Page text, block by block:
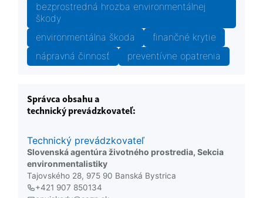
bezprostredná hrozba environmentálnej
škody
environmentálna škoda
finančné krytie
nápravná činnosť
preventívne opatrenia
Správca obsahu a
technický prevádzkovateľ:
Technický prevádzkovateľ
Slovenská agentúra životného prostredia, Sekcia
environmentalistiky
Tajovského 28, 975 90 Banská Bystrica
+421 907 850134